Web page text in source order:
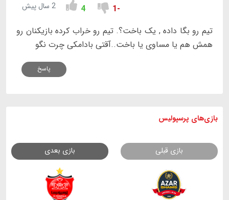
-1
4 2 سال پیش
تیم رو بگا داده , یک باخت؟. تیم رو خراب کرده بازیکنان رو
همش هم یا مساوی یا باخت..آقتی بادامکی چرت نگو
پاسخ
بازی های پرسپولیس
بازی قبلی بازی بعدی